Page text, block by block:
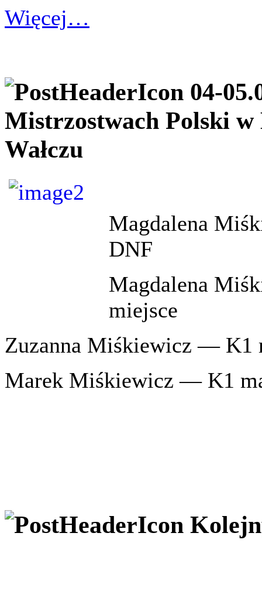
Więcej…
04-
Mistrzostwach Polski
Wałczu
Magdalena
DNF
Magdalena
miejsce
Zuzanna Miśkiewicz — K1
Marek Miśkiewicz — K1